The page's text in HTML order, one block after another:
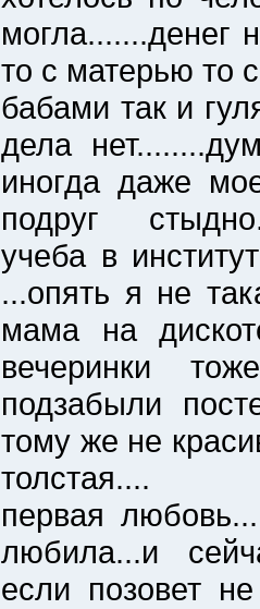
могла.......денег
то с матерью то
бабами так и
дела
иногда даже
подруг
учеба в
...опять я не
мама на
вечеринки
подзабыли
тому же не
толстая....
первая
любила...и
если позовет